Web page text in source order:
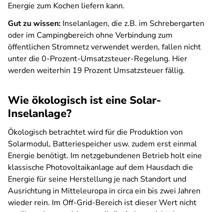
Energie zum Kochen liefern kann.
Gut zu wissen: Inselanlagen, die z.B. im Schrebergarten
oder im Campingbereich ohne Verbindung zum
öffentlichen Stromnetz verwendet werden, fallen nicht
unter die 0-Prozent-Umsatzsteuer-Regelung. Hier
werden weiterhin 19 Prozent Umsatzsteuer fällig.
Wie ökologisch ist eine Solar-
Inselanlage?
Ökologisch betrachtet wird für die Produktion von
Solarmodul, Batteriespeicher usw. zudem erst einmal
Energie benötigt. Im netzgebundenen Betrieb holt eine
klassische Photovoltaikanlage auf dem Hausdach die
Energie für seine Herstellung je nach Standort und
Ausrichtung in Mitteleuropa in circa ein bis zwei Jahren
wieder rein. Im Off-Grid-Bereich ist dieser Wert nicht